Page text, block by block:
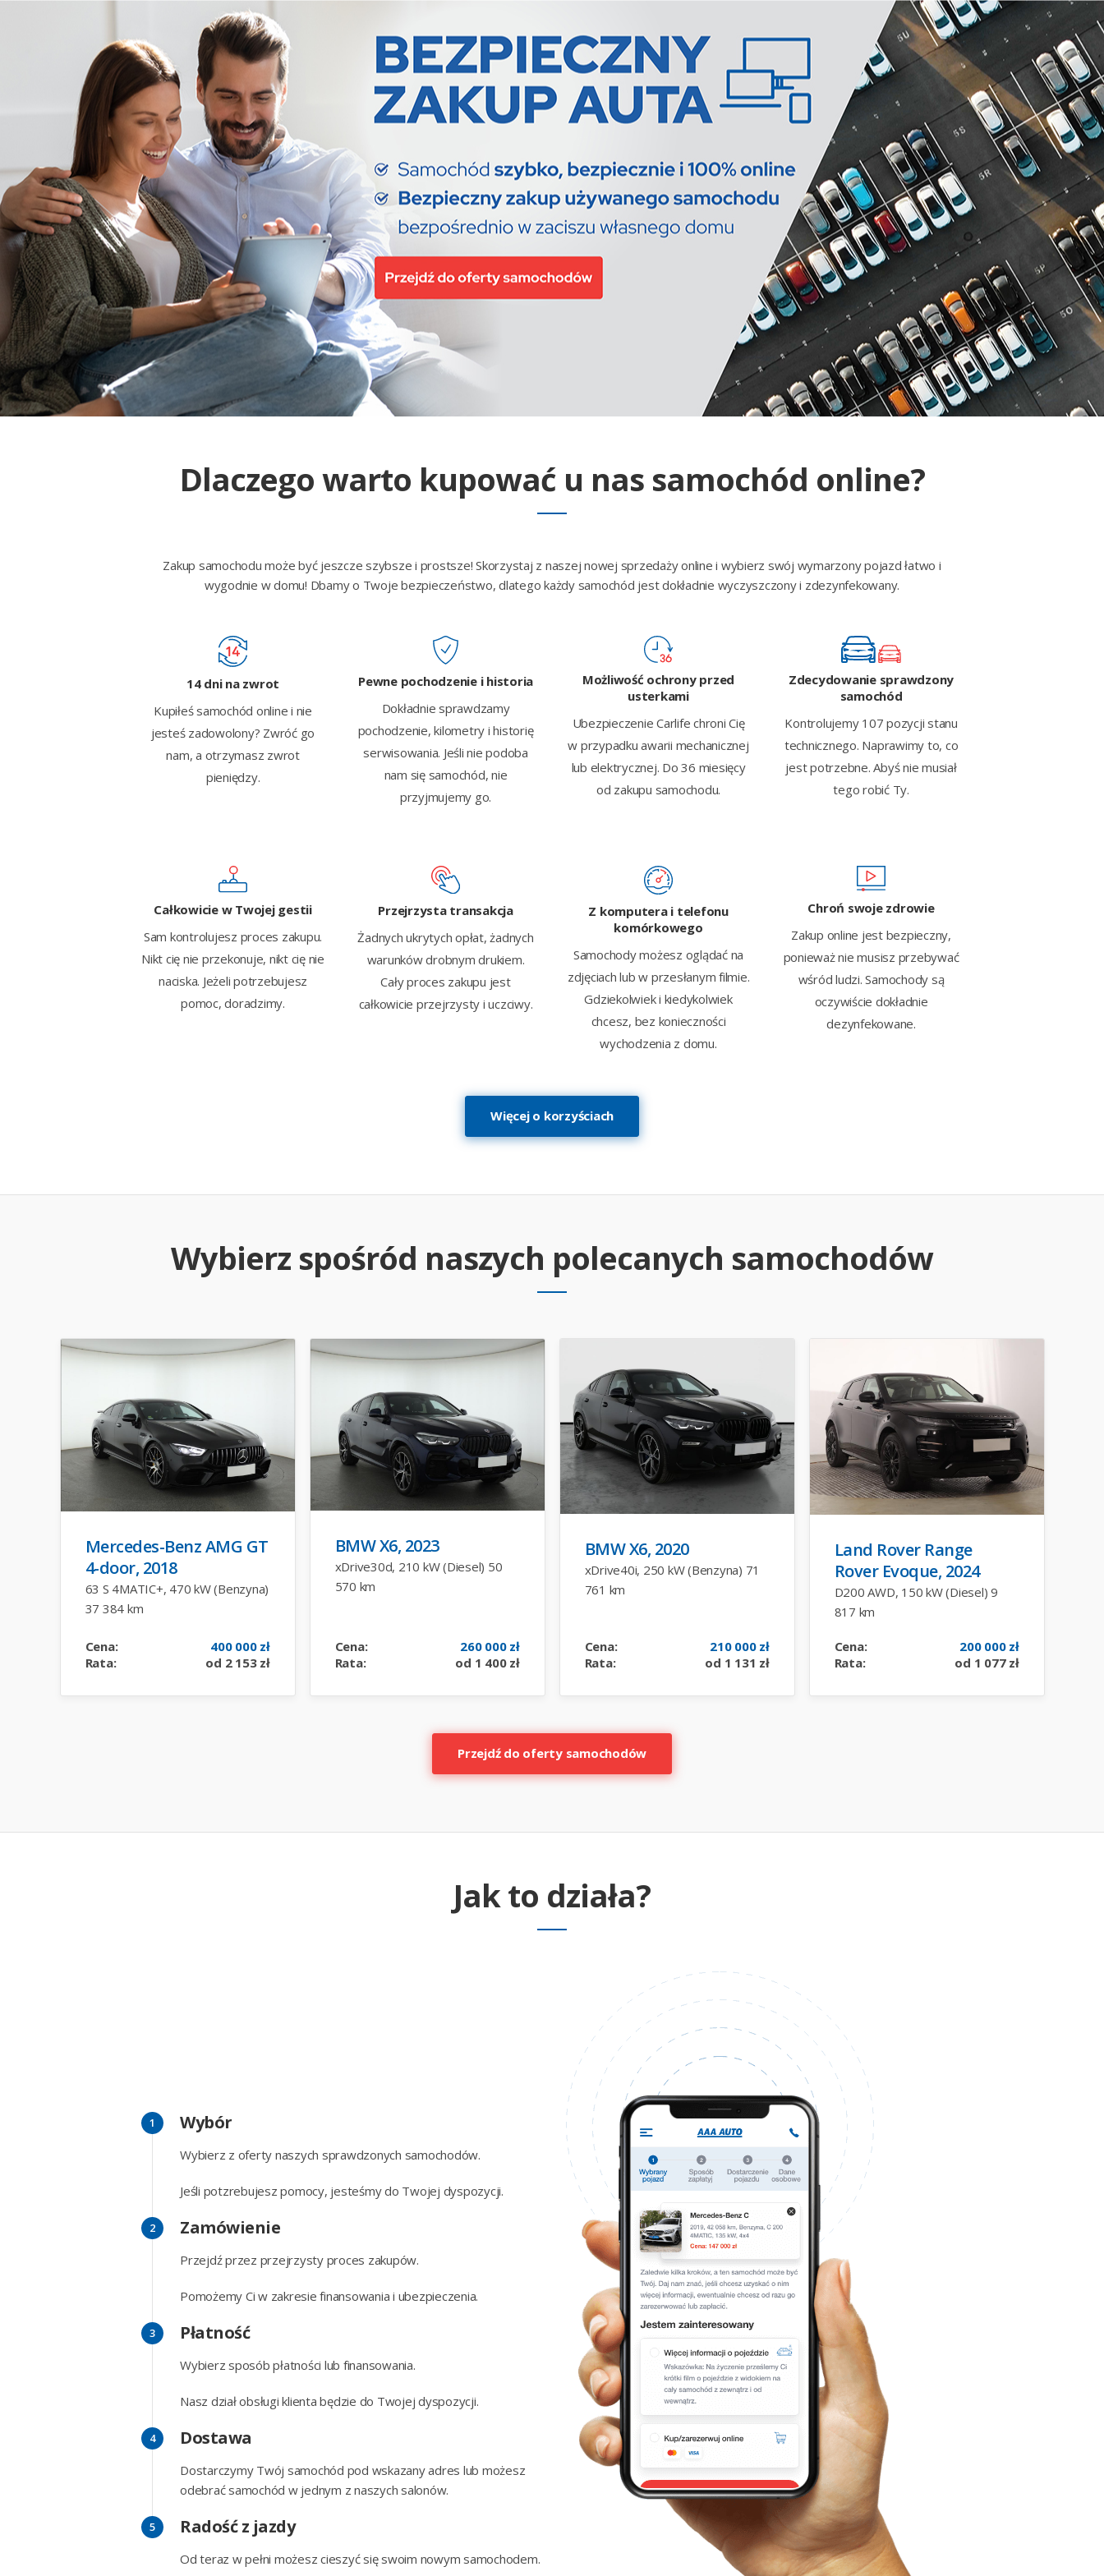
Dlaczego warto kupować u nas samochód online?
Zakup samochodu może być jeszcze szybsze i prostsze! Skorzystaj z naszej nowej sprzedaży online i wybierz swój wymarzony pojazd łatwo i
wygodnie w domu! Dbamy o Twoje bezpieczeństwo, dlatego każdy samochód jest dokładnie wyczyszczony i zdezynfekowany.
14 dni na zwrot
Kupiłeś samochód online i nie
jesteś zadowolony? Zwróć go
nam, a otrzymasz zwrot
pieniędzy.
Pewne pochodzenie i historia
Dokładnie sprawdzamy
pochodzenie, kilometry i historię
serwisowania. Jeśli nie podoba
nam się samochód, nie
przyjmujemy go.
Możliwość ochrony przed
usterkami
Ubezpieczenie Carlife chroni Cię
w przypadku awarii mechanicznej
lub elektrycznej. Do 36 miesięcy
od zakupu samochodu.
Zdecydowanie sprawdzony
samochód
Kontrolujemy 107 pozycji stanu
technicznego. Naprawimy to, co
jest potrzebne. Abyś nie musiał
tego robić Ty.
Całkowicie w Twojej gestii
Sam kontrolujesz proces zakupu.
Nikt cię nie przekonuje, nikt cię nie
naciska. Jeżeli potrzebujesz
pomoc, doradzimy.
Przejrzysta transakcja
Żadnych ukrytych opłat, żadnych
warunków drobnym drukiem.
Cały proces zakupu jest
całkowicie przejrzysty i uczciwy.
Z komputera i telefonu
komórkowego
Samochody możesz oglądać na
zdjęciach lub w przesłanym filmie.
Gdziekolwiek i kiedykolwiek
chcesz, bez konieczności
wychodzenia z domu.
Chroń swoje zdrowie
Zakup online jest bezpieczny,
ponieważ nie musisz przebywać
wśród ludzi. Samochody są
oczywiście dokładnie
dezynfekowane.
Więcej o korzyściach
Wybierz spośród naszych polecanych samochodów
Mercedes-Benz AMG GT
4-door, 2018
63 S 4MATIC+, 470 kW (Benzyna)
37 384 km
Cena:
400 000 zł
Rata:
od 2 153 zł
BMW X6, 2023
xDrive30d, 210 kW (Diesel) 50
570 km
Cena:
260 000 zł
Rata:
od 1 400 zł
BMW X6, 2020
xDrive40i, 250 kW (Benzyna) 71
761 km
Cena:
210 000 zł
Rata:
od 1 131 zł
Land Rover Range
Rover Evoque, 2024
D200 AWD, 150 kW (Diesel) 9
817 km
Cena:
200 000 zł
Rata:
od 1 077 zł
Przejdź do oferty samochodów
Jak to działa?
Wybór
Wybierz z oferty naszych sprawdzonych samochodów.
Jeśli potzrebujesz pomocy, jesteśmy do Twojej dyspozycji.
Zamówienie
Przejdź przez przejrzysty proces zakupów.
Pomożemy Ci w zakresie finansowania i ubezpieczenia.
Płatność
Wybierz sposób płatności lub finansowania.
Nasz dział obsługi klienta będzie do Twojej dyspozycji.
Dostawa
Dostarczymy Twój samochód pod wskazany adres lub możesz
odebrać samochód w jednym z naszych salonów.
Radość z jazdy
Od teraz w pełni możesz cieszyć się swoim nowym samochodem.